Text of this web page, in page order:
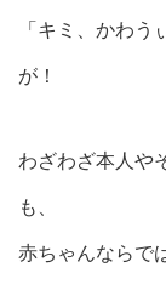
「キミ、かわ
が！
わざわざ本人や
も、
赤ちゃんならで